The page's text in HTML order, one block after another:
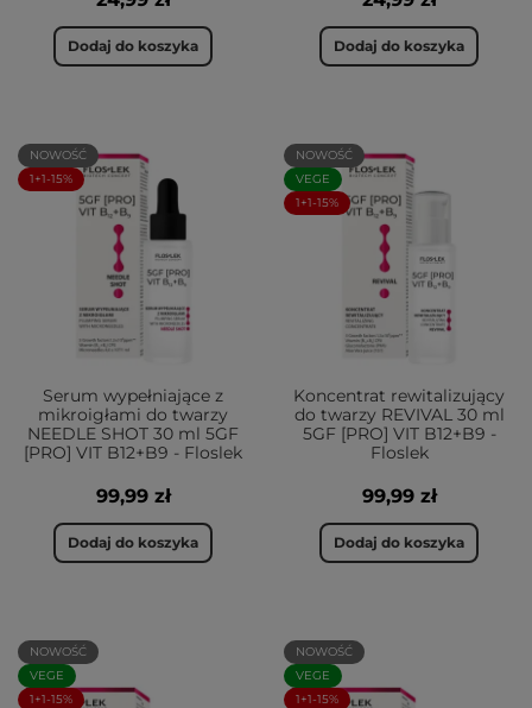
Dodaj do koszyka Dodaj do koszyka
NOWOŚĆ
1+1-15%
Serum wypełniające z
mikroigłami do twarzy
NEEDLE SHOT 30 ml 5GF
[PRO] VIT B12+B9 - Floslek
99,99 zł
Dodaj do koszyka
NOWOŚĆ
VEGE
1+1-15%
Koncentrat rewitalizujący
do twarzy REVIVAL 30 ml
5GF [PRO] VIT B12+B9 -
Floslek
99,99 zł
Dodaj do koszyka
NOWOŚĆ
VEGE
1+1-15%
NOWOŚĆ
VEGE
1+1-15%